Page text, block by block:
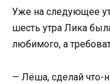
Уже на следующее
шесть утра Лика
любимого, а
— Лёша, сделай что-